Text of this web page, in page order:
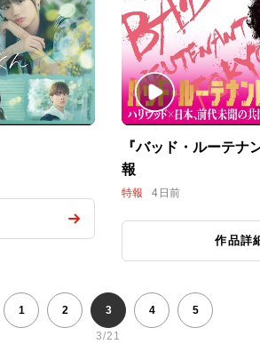
『バッド・ルーテ
報
特報 4日前
作品詳
1 2 3 4 5
3/21